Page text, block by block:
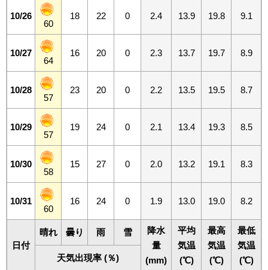
10/26
60
18 22 0 2.4 13.9 19.8 9.1
10/27
64
16 20 0 2.3 13.7 19.7 8.9
10/28
57
23 20 0 2.2 13.5 19.5 8.7
10/29
57
19 24 0 2.1 13.4 19.3 8.5
10/30
58
15 27 0 2.0 13.2 19.1 8.3
10/31
60
16 24 0 1.9 13.0 19.0 8.2
日付
晴れ 曇り 雨 雪
降水
量
(mm)
平均
気温
(℃)
最高
気温
(℃)
最低
気温
(℃)
天気出現率 (％)